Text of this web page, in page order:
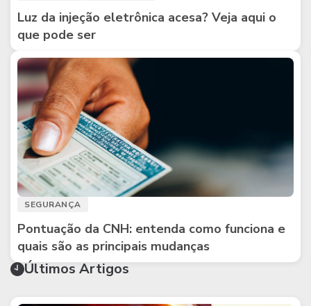
Luz da injeção eletrônica acesa? Veja aqui o
que pode ser
SEGURANÇA
Pontuação da CNH: entenda como funciona e
quais são as principais mudanças
Últimos Artigos